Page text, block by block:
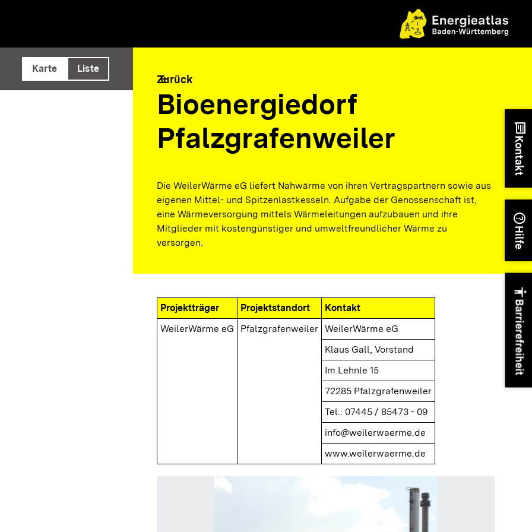
ausführen
Karte Liste
arrow_back
Zurück
Bioenergiedorf
Pfalzgrafenweiler
Die WeilerWärme eG liefert Nahwärme von ihren Vertragspartnern sowie aus
eigenen Mittel- und Spitzenlastkesseln. Aufgabe der Genossenschaft ist,
eine Wärmeversorgung mittels Wärmeleitungen aufzubauen und ihre
Mitglieder mit kostengünstiger und umweltfreundlicher Wärme zu
versorgen.
Projektträger Projektstandort
Kontakt
WeilerWärme eG
Pfalzgrafenweiler WeilerWärme eG
Klaus Gall, Vorstand
Im Lehnle 15
72285 Pfalzgrafenweiler
Tel.: 07445 / 85473 - 09
info@weilerwaerme.de
www.weilerwaerme.de
chat
Kontakt
help
Hilfe
accessibility
Barrierefreiheit